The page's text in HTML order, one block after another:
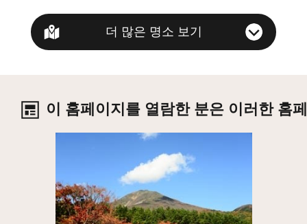
더 많은 명소 보기
이 홈페이지를 열람한 분은 이러한 홈